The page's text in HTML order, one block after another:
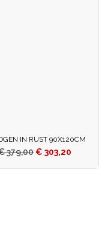
IN RUST 90X120CM
379,00 € 303,20